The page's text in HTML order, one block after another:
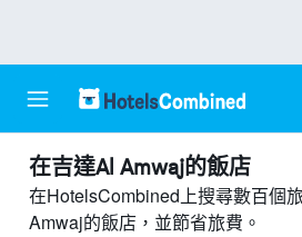
​在吉達Al Amwaj​的飯店
在HotelsCombined上搜尋數百個
Amwaj的飯店，並節省旅費。